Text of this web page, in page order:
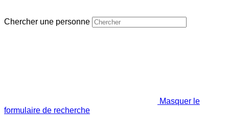
Chercher une personne
Masquer le
formulaire de recherche